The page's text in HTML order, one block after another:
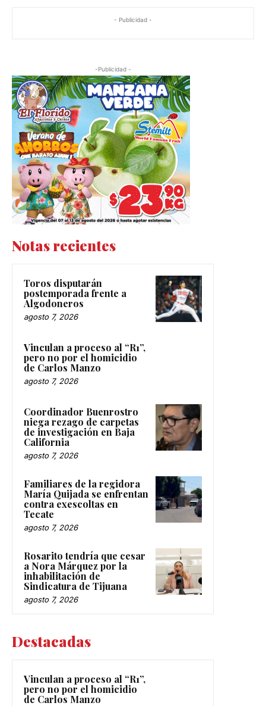
- Publicidad -
-Publicidad -
Notas recientes
Toros disputarán
postemporada frente a
Algodoneros
agosto 7, 2026
Vinculan a proceso al “R1”,
pero no por el homicidio
de Carlos Manzo
agosto 7, 2026
Coordinador Buenrostro
niega rezago de carpetas
de investigación en Baja
California
agosto 7, 2026
Familiares de la regidora
María Quijada se enfrentan
contra exescoltas en
Tecate
agosto 7, 2026
Rosarito tendría que cesar
a Nora Márquez por la
inhabilitación de
Sindicatura de Tijuana
agosto 7, 2026
Destacadas
Vinculan a proceso al “R1”,
pero no por el homicidio
de Carlos Manzo